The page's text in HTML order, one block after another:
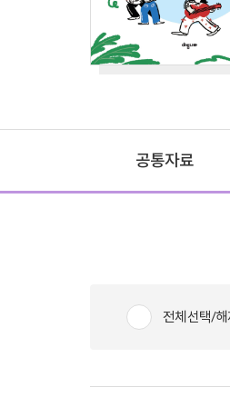
공통자료
전체선택/해